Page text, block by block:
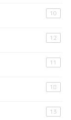
10
12
11
18
13